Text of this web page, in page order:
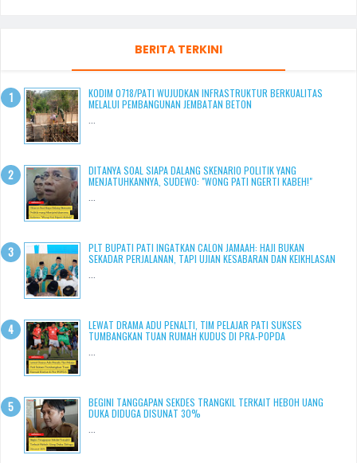
BERITA TERKINI
KODIM 0718/PATI WUJUDKAN INFRASTRUKTUR BERKUALITAS
MELALUI PEMBANGUNAN JEMBATAN BETON
DITANYA SOAL SIAPA DALANG SKENARIO POLITIK YANG
MENJATUHKANNYA, SUDEWO: "WONG PATI NGERTI KABEH!"
PLT BUPATI PATI INGATKAN CALON JAMAAH: HAJI BUKAN
SEKADAR PERJALANAN, TAPI UJIAN KESABARAN DAN KEIKHLASAN
LEWAT DRAMA ADU PENALTI, TIM PELAJAR PATI SUKSES
TUMBANGKAN TUAN RUMAH KUDUS DI PRA-POPDA
BEGINI TANGGAPAN SEKDES TRANGKIL TERKAIT HEBOH UANG
DUKA DIDUGA DISUNAT 30%